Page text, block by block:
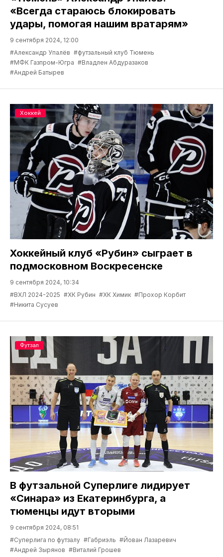
«Всегда стараюсь блокировать
удары, помогая нашим вратарям»
9 сентября 2024, 12:00
#Александр Упалёв #футзальный клуб Тюмень
#МФК Газпром-Югра #Владлен Абдуразаков
#Андрей Батырев
Хоккейный клуб «Рубин» сыграет в
подмосковном Воскресенске
9 сентября 2024, 10:34
#ВХЛ 2024-2025 #ХК Рубин #ХК Химик #Прохор Корбит
#Никита Сусуев
Хоккей
В футзальной Суперлиге лидирует
«Синара» из Екатеринбурга, а
тюменцы идут вторыми
9 сентября 2024, 08:51
#Суперлига по футзалу #Габриэль #Йован Лазаревич
#Андрей Зырянов #Виталий Грошев
Футзал